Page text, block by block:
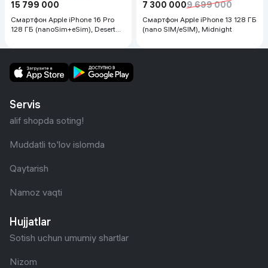
15 799 000
Смартфон Apple iPhone 16 Pro
128 ГБ (nanoSim+eSim), Desert
7 300 0009 699 000
Смартфон Apple iPhone 13 128 ГБ
(nano SIM/eSIM), Midnight
Servis
alif shopda soting!
Muddatli to'lov islomda
Qaytarish
Namoz vaqti
Hujjatlar
Sotish uchun umumiy shartlar
Nizom